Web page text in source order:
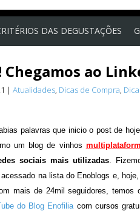
DAS DEGUSTAÇÕES
ao
| Atualidades, Dicas de Compra,
palavras que inicio o post de
um blog de vinhos
sociais mais utilizadas.
na lista do Enoblogs e,
mais de 24mil seguidores, temos
do Blog Enofiliacom cursos